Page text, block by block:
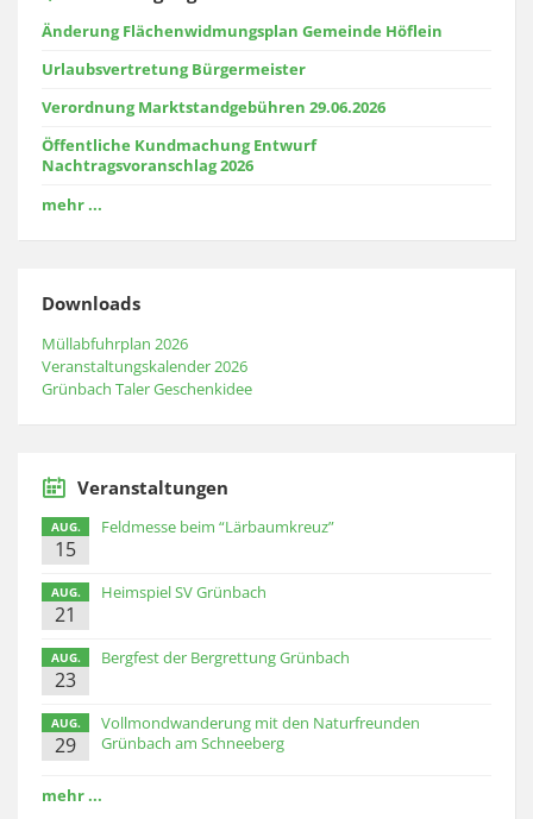
Änderung Flächenwidmungsplan Gemeinde Höflein
Urlaubsvertretung Bürgermeister
Verordnung Marktstandgebühren 29.06.2026
Öffentliche Kundmachung Entwurf
Nachtragsvoranschlag 2026
mehr ...
Downloads
Müllabfuhrplan 2026
Veranstaltungskalender 2026
Grünbach Taler Geschenkidee
Veranstaltungen
AUG.
15
Feldmesse beim “Lärbaumkreuz”
AUG.
21
Heimspiel SV Grünbach
AUG.
23
Bergfest der Bergrettung Grünbach
AUG.
29
Vollmondwanderung mit den Naturfreunden
Grünbach am Schneeberg
mehr ...